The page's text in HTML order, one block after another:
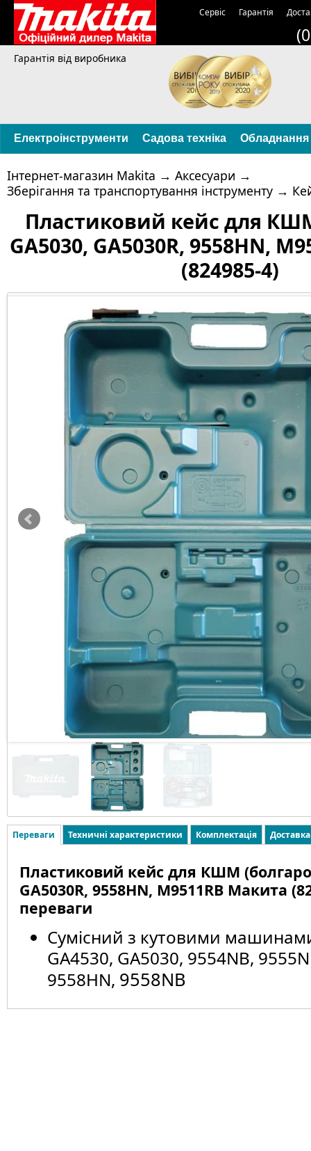
Сервіс Гарантія
Гарантія від виробника
Електроінструменти Садова техніка Обладнання
Інтернет-магазин Makita → Аксесуари →
Зберігання та транспортування інструменту →
Пластиковий кейс для
GA5030, GA5030R, 9558HN,
(824985-4)
Переваги Техничні характеристики Комплектація
Пластиковий кейс для КШМ
GA5030R, 9558HN, M9511RB Mакита
переваги
Сумісний з кутовими
GA4530, GA5030, 9554NB,
9558HN, 9558NB